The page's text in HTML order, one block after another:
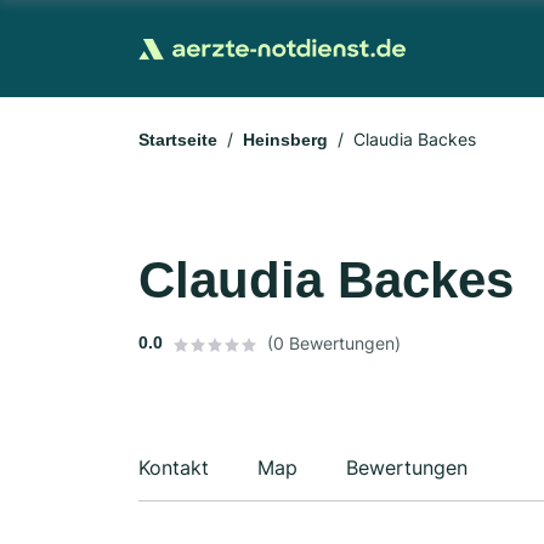
Startseite Heinsberg Claudia Backes
Claudia Backes
0.0 (0 Bewertungen)
Kontakt Map Bewertungen